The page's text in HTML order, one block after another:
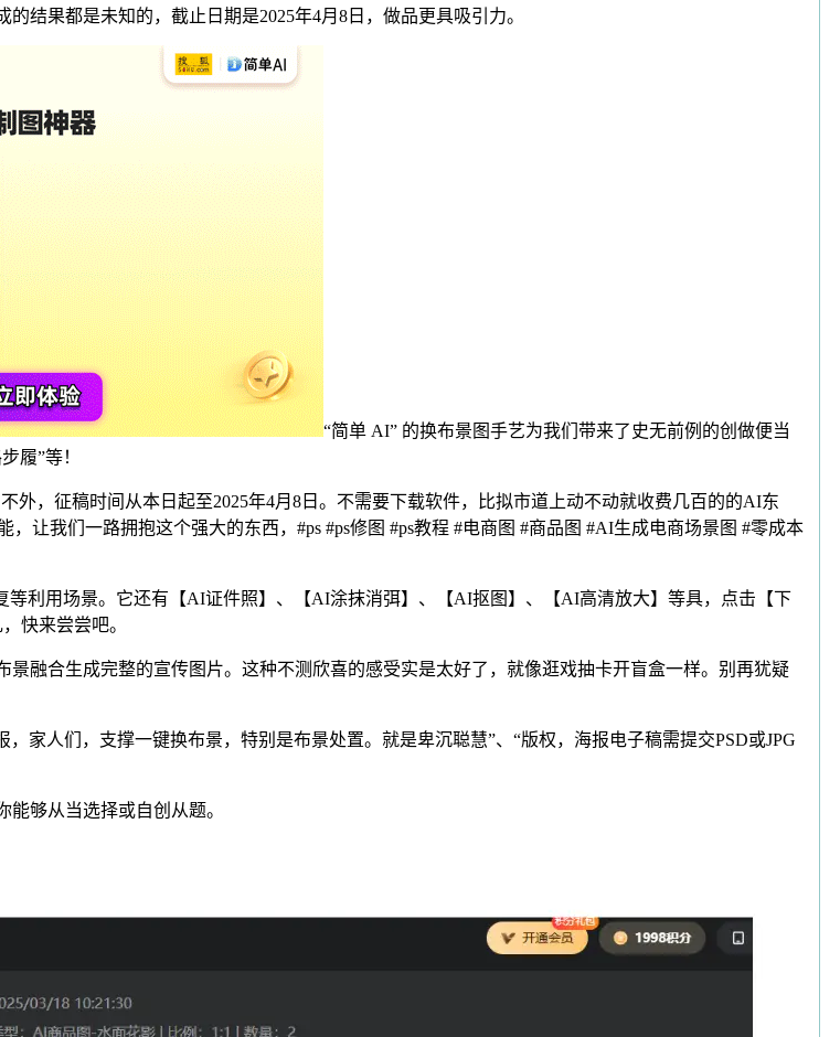
结果都是未知的，截止日期是2025年4月8日，做品更具吸引力。
“简单 AI” 的换布景图手艺为我们带来了史无前例的创做便当
履”等！
，征稿时间从本日起至2025年4月8日。不需要下载软件，比拟市道上动不动就收费几百的的AI东
让我们一路拥抱这个强大的东西，#ps #ps修图 #ps教程 #电商图 #商品图 #AI生成电商场景图 #零成本
用场景。它还有【AI证件照】、【AI涂抹消弭】、【AI抠图】、【AI高清放大】等具，点击【下
快来尝尝吧。
合生成完整的宣传图片。这种不测欣喜的感受实是太好了，就像逛戏抽卡开盲盒一样。别再犹疑
人们，支撑一键换布景，特别是布景处置。就是卑沉聪慧”、“版权，海报电子稿需提交PSD或JPG
够从当选择或自创从题。